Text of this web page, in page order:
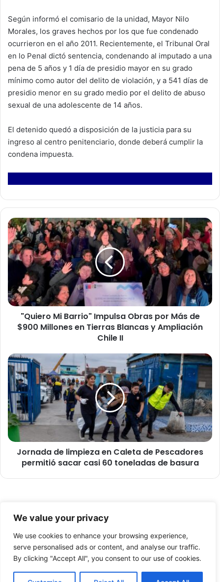
We value your privacy
We use cookies to enhance your browsing experience,
serve personalised ads or content, and analyse our traffic.
By clicking "Accept All", you consent to our use of cookies.
Según informó el comisario de la unidad, Mayor Nilo
Morales, los graves hechos por los que fue condenado
ocurrieron en el año 2011. Recientemente, el Tribunal Oral
en lo Penal dictó sentencia, condenando al imputado a una
pena de 5 años y 1 día de presidio mayor en su grado
mínimo como autor del delito de violación, y a 541 días de
presidio menor en su grado medio por el delito de abuso
sexual de una adolescente de 14 años.
El detenido quedó a disposición de la justicia para su
ingreso al centro penitenciario, donde deberá cumplir la
condena impuesta.
"
Q
u
i
e
o
M
i
i
o
"
m
p
u
l
s
r
"Quiero Mi Barrio" Impulsa Obras por Más de
$900 Millones en Tierras Blancas y Ampliación
Chile II
J
o
r
n
a
d
a
d
e
Jornada de limpieza en Caleta de Pescadores
permitió sacar casi 60 toneladas de basura
Nosotros
Facebook
X YouTube